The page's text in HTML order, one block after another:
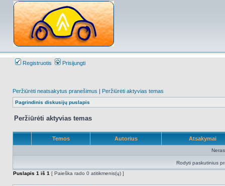
Registruotis Prisijungti
Peržiūrėti neatsakytus pranešimus | Peržiūrėti aktyvias temas
Pagrindinis diskusijų puslapis
Peržiūrėti aktyvias temas
Temos Autorius Atsakymai
Rodyti paskutinius
Puslapis 1 iš 1 [ Paieška rado 0 atitikmenis(ų) ]